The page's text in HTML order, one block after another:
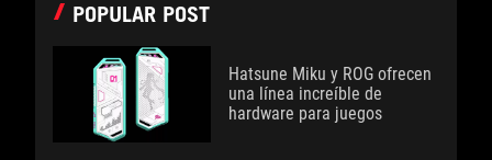
POPULAR POST
Hatsune Miku y ROG ofrecen
una línea increíble de
hardware para juegos